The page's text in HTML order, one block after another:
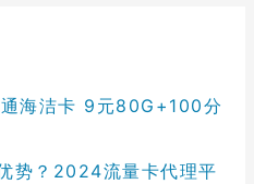
海洁卡 9元80G+100分
势？2024流量卡代理平